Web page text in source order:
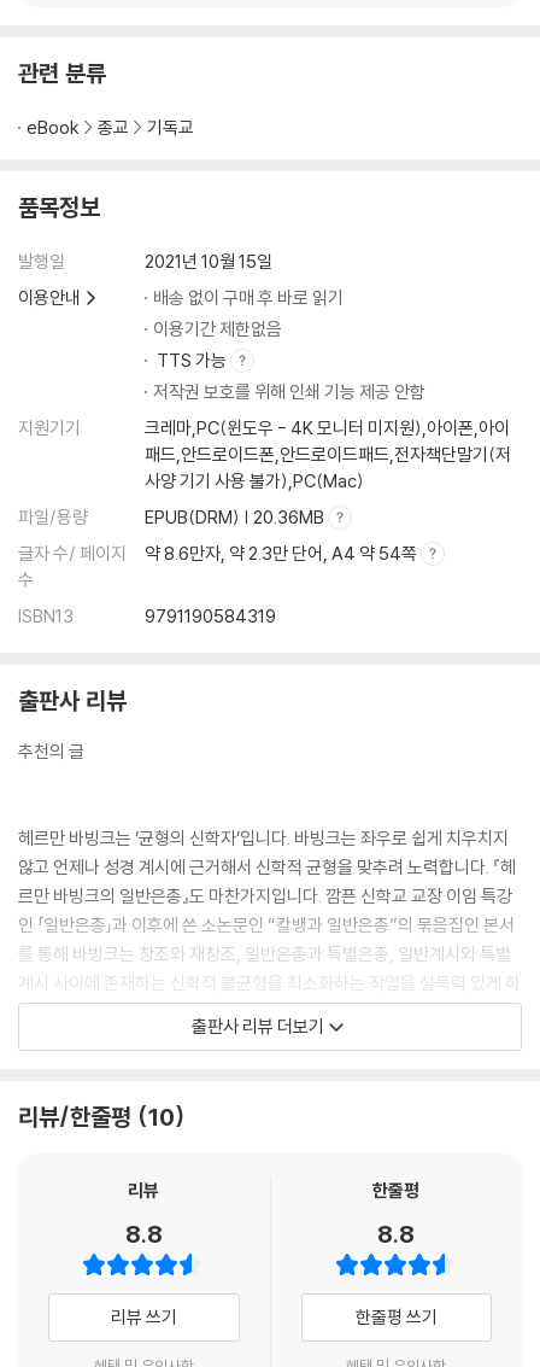
관련 분류
eBook 종교 기독교
품목정보
발행일
2021년 10월 15일
이용안내
배송 없이 구매 후 바로 읽기
이용기간 제한없음
TTS 가능
저작권 보호를 위해 인쇄 기능 제공 안함
지원기기
크레마,PC(윈도우 - 4K 모니터 미지원),아이폰,아이
패드,안드로이드폰,안드로이드패드,전자책단말기(저
사양 기기 사용 불가),PC(Mac)
파일/용량
EPUB(DRM) | 20.36MB
글자 수/ 페이지
수
약 8.6만자, 약 2.3만 단어, A4 약 54쪽
ISBN13 9791190584319
출판사 리뷰
추천의 글
헤르만 바빙크는 ‘균형의 신학자’입니다. 바빙크는 좌우로 쉽게 치우치지
않고 언제나 성경 계시에 근거해서 신학적 균형을 맞추려 노력합니다. 『헤
르만 바빙크의 일반은총』도 마찬가지입니다. 깜픈 신학교 교장 이임 특강
인 「일반은총」과 이후에 쓴 소논문인 “칼뱅과 일반은총”의 묶음집인 본서
를 통해 바빙크는 창조와 재창조, 일반은총과 특별은총, 일반계시와 특별
계시 사이에 존재하는 신학적 불균형을 최소화하는 작업을 설득력 있게 하
고 있습니다.
만약 일반은총만 강조된다면 자연주의, 합리주의, 인간론적 낙관주의, 공
초자연주의, 신령주의가 난무하게 되어 인간이 응당 서 있어야 할 소중한
가진 불균형 지점들을 ‘일반은총’에 대한 바른 이해를 통해 교정해주고 있
아브라함 카이퍼의 『일반 은혜』와 더불어 본서를 읽는다면 일반은총에 대
한 훨씬 더 풍성하고도 균형 잡힌 이해가 가능하리라 확신합니다. 일반은
총은 ‘모든 사람에게 미치는 하나님의 보편적 선하심’입니다. 그러므로 이
책은 신자들뿐만 아니라 불신자들에게도 반드시 필요한 책입니다. 신자든
불신자든 막론하고 우리 모두는 하나님의 보편적 선하심이 시시때때로 간
출판사 리뷰 더보기
리뷰/한줄평 10
리뷰
8.8
리뷰 쓰기
한줄평
8.8
한줄평 쓰기